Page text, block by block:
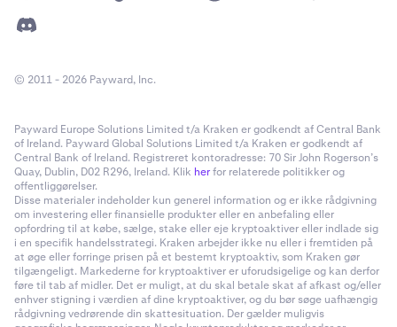
© 2011 - 2026 Payward, Inc.
Payward Europe Solutions Limited t/a Kraken er godkendt af Central Bank
of Ireland. Payward Global Solutions Limited t/a Kraken er godkendt af
Central Bank of Ireland. Registreret kontoradresse: 70 Sir John Rogerson’s
Quay, Dublin, D02 R296, Ireland. Klik herfor relaterede politikker og
offentliggørelser.
Disse materialer indeholder kun generel information og er ikke rådgivning
om investering eller finansielle produkter eller en anbefaling eller
opfordring til at købe, sælge, stake eller eje kryptoaktiver eller indlade sig
i en specifik handelsstrategi. Kraken arbejder ikke nu eller i fremtiden på
at øge eller forringe prisen på et bestemt kryptoaktiv, som Kraken gør
tilgængeligt. Markederne for kryptoaktiver er uforudsigelige og kan derfor
føre til tab af midler. Det er muligt, at du skal betale skat af afkast og/eller
enhver stigning i værdien af dine kryptoaktiver, og du bør søge uafhængig
rådgivning vedrørende din skattesituation. Der gælder muligvis